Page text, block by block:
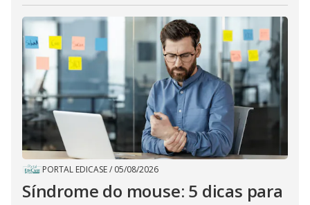
PORTAL EDICASE/ 05/08/2026
Síndrome do mouse: 5 dicas para